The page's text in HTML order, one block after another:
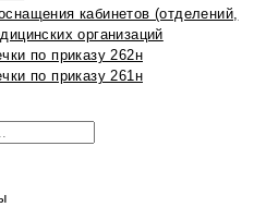
кабинетов (отделений,
организаций
по приказу 262н
по приказу 261н